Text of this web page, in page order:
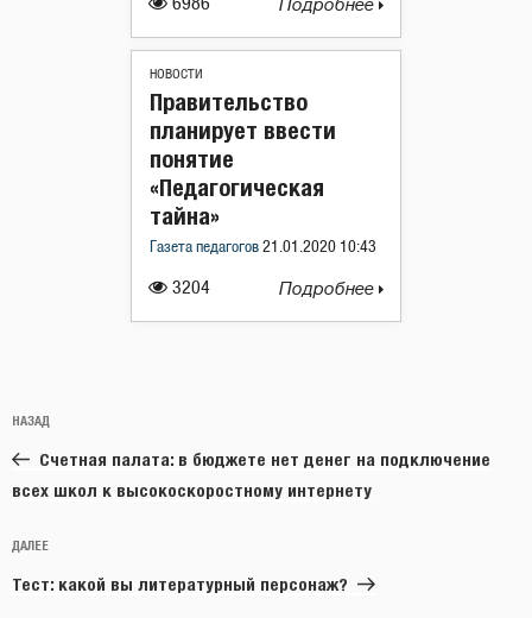
6986 Подробнее
НОВОСТИ
3204
Правительство
планирует ввести
понятие
«Педагогическая
тайна»
Газета педагогов 21.01.2020 10:43
Подробнее
по
записям
Предыдущая
запись:
НАЗАД
Счетная палата: в бюджете нет денег на подключение
всех школ к высокоскоростному интернету
Следующая
запись
ДАЛЕЕ
Тест: какой вы литературный персонаж?